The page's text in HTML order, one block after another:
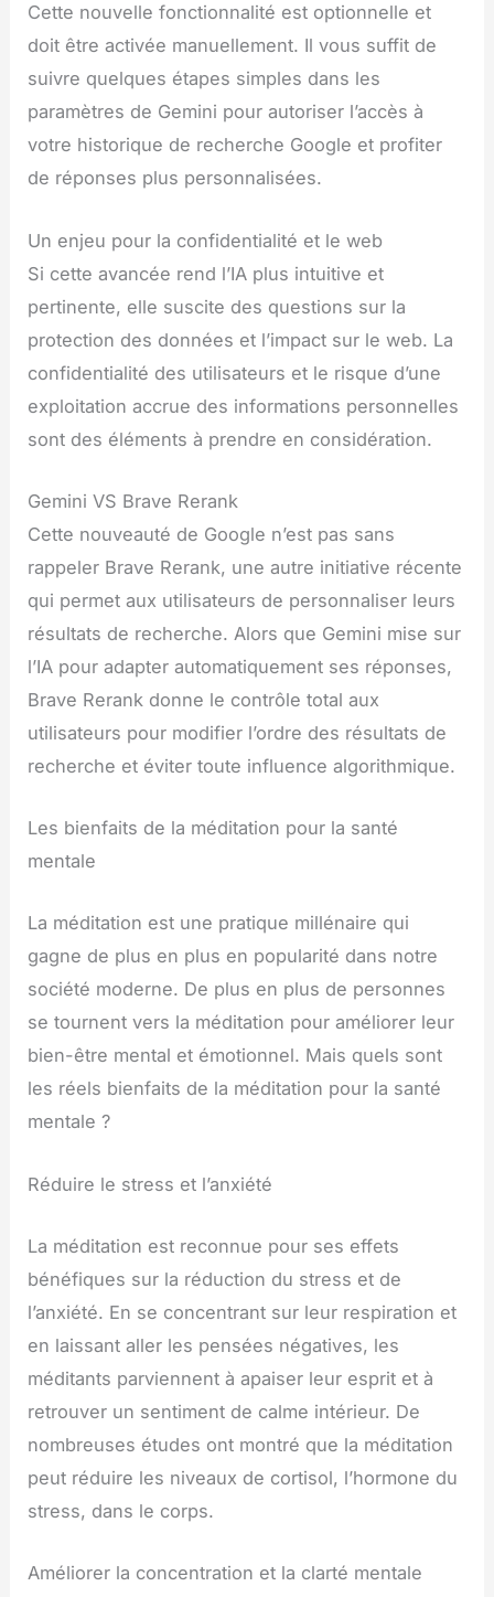
Cette nouvelle fonctionnalité est optionnelle et
doit être activée manuellement. Il vous suffit de
suivre quelques étapes simples dans les
paramètres de Gemini pour autoriser l’accès à
votre historique de recherche Google et profiter
de réponses plus personnalisées.
Un enjeu pour la confidentialité et le web
Si cette avancée rend l’IA plus intuitive et
pertinente, elle suscite des questions sur la
protection des données et l’impact sur le web. La
confidentialité des utilisateurs et le risque d’une
exploitation accrue des informations personnelles
sont des éléments à prendre en considération.
Gemini VS Brave Rerank
Cette nouveauté de Google n’est pas sans
rappeler Brave Rerank, une autre initiative récente
qui permet aux utilisateurs de personnaliser leurs
résultats de recherche. Alors que Gemini mise sur
l’IA pour adapter automatiquement ses réponses,
Brave Rerank donne le contrôle total aux
utilisateurs pour modifier l’ordre des résultats de
recherche et éviter toute influence algorithmique.
Les bienfaits de la méditation pour la santé
mentale
La méditation est une pratique millénaire qui
gagne de plus en plus en popularité dans notre
société moderne. De plus en plus de personnes
se tournent vers la méditation pour améliorer leur
bien-être mental et émotionnel. Mais quels sont
les réels bienfaits de la méditation pour la santé
mentale ?
Réduire le stress et l’anxiété
La méditation est reconnue pour ses effets
bénéfiques sur la réduction du stress et de
l’anxiété. En se concentrant sur leur respiration et
en laissant aller les pensées négatives, les
méditants parviennent à apaiser leur esprit et à
retrouver un sentiment de calme intérieur. De
nombreuses études ont montré que la méditation
peut réduire les niveaux de cortisol, l’hormone du
stress, dans le corps.
Améliorer la concentration et la clarté mentale